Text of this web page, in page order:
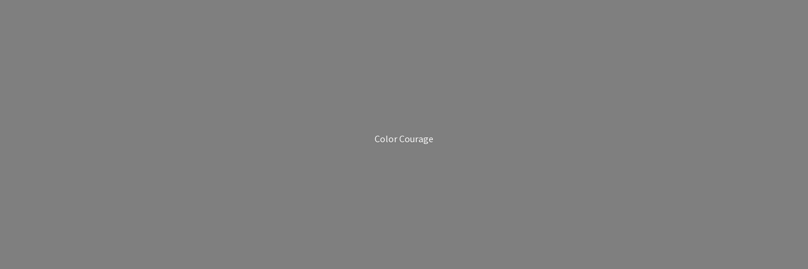
Color Courage